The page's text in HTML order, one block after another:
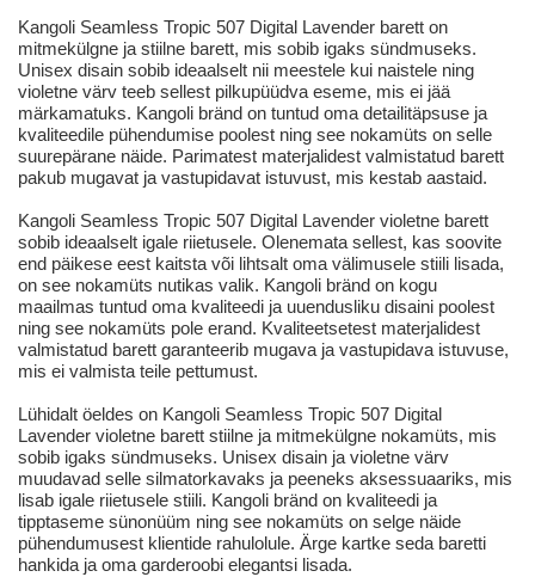
Kangoli Seamless Tropic 507 Digital Lavender barett on
mitmekülgne ja stiilne barett, mis sobib igaks sündmuseks.
Unisex disain sobib ideaalselt nii meestele kui naistele ning
violetne värv teeb sellest pilkupüüdva eseme, mis ei jää
märkamatuks. Kangoli bränd on tuntud oma detailitäpsuse ja
kvaliteedile pühendumise poolest ning see nokamüts on selle
suurepärane näide. Parimatest materjalidest valmistatud barett
pakub mugavat ja vastupidavat istuvust, mis kestab aastaid.
Kangoli Seamless Tropic 507 Digital Lavender violetne barett
sobib ideaalselt igale riietusele. Olenemata sellest, kas soovite
end päikese eest kaitsta või lihtsalt oma välimusele stiili lisada,
on see nokamüts nutikas valik. Kangoli bränd on kogu
maailmas tuntud oma kvaliteedi ja uuendusliku disaini poolest
ning see nokamüts pole erand. Kvaliteetsetest materjalidest
valmistatud barett garanteerib mugava ja vastupidava istuvuse,
mis ei valmista teile pettumust.
Lühidalt öeldes on Kangoli Seamless Tropic 507 Digital
Lavender violetne barett stiilne ja mitmekülgne nokamüts, mis
sobib igaks sündmuseks. Unisex disain ja violetne värv
muudavad selle silmatorkavaks ja peeneks aksessuaariks, mis
lisab igale riietusele stiili. Kangoli bränd on kvaliteedi ja
tipptaseme sünonüüm ning see nokamüts on selge näide
pühendumusest klientide rahulolule. Ärge kartke seda baretti
hankida ja oma garderoobi elegantsi lisada.